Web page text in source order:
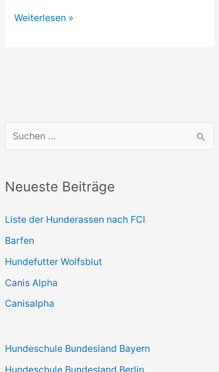
u
h
n
n
a
c
h
Neueste Beiträge
Liste der Hunderassen nach FCI
Barfen
Hundefutter Wolfsblut
Canis Alpha
Canisalpha
Hundeschule Bundesland Bayern
Hundeschule Bundesland Berlin
Hundeschule
Weiterlesen »